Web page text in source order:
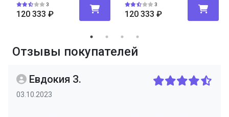
3
120 333 ₽
3
120 333 ₽
Отзывы покупателей
Евдокия З.
03.10.2023